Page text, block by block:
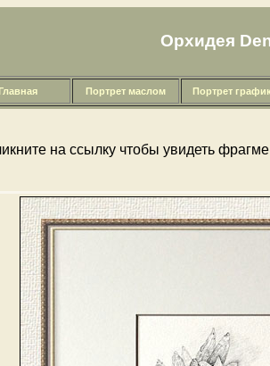
Орхидея
Главная Портрет маслом Портрет
на cсылку чтобы увидеть